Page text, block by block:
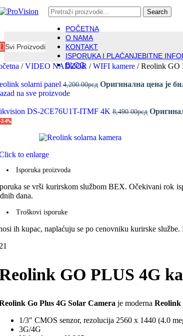
Search
Svi Proizvodi
POČETNA
O NAMA
KONTAKT
ISPORUKA I PLAĆANJEBITNE
BLOG
/ VIDEO NADZOR / WIFI kamere / Reolink GO
solarni panel 4,200.00рсд Оригинална цена је
na sve proizvode
DS-2CE76U1T-ITMF 4K 8,490.00рсд
to enlarge
Isporuka proizvoda
se vrši kurirskom službom BEX. Očekivani rok
dana.
Troškovi isporuke
ih kupac, naplaćuju se po cenovniku kurirske
GO PLUS 4G
Go Plus 4G Solar Camera je moderna Reolink
1/3″ CMOS senzor, rezolucija 2560 x 1440 (4.0
3G/4G